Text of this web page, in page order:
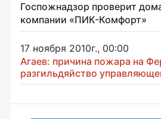
Госпожнадзор проверит
компании «ПИК-Комфорт»
17 ноября 2010г., 00:00
Агаев: причина пожара на
разгильдяйство